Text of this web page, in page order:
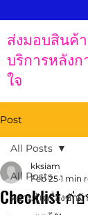
ส่งมอบสินค้
บริการหลัง
ใจ
Post
All Posts
ความรู้เครื่องซักผ้
All Posts
Checklist
kksiam
Feb 25 1 min